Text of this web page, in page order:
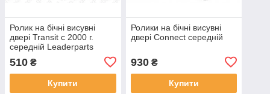
Ролик на бічні висувні
двері Transit c 2000 г.
середній Leaderparts
510 ₴
Купити
Ролики на бічні висувні
двері Connect середній
930₴
Купити